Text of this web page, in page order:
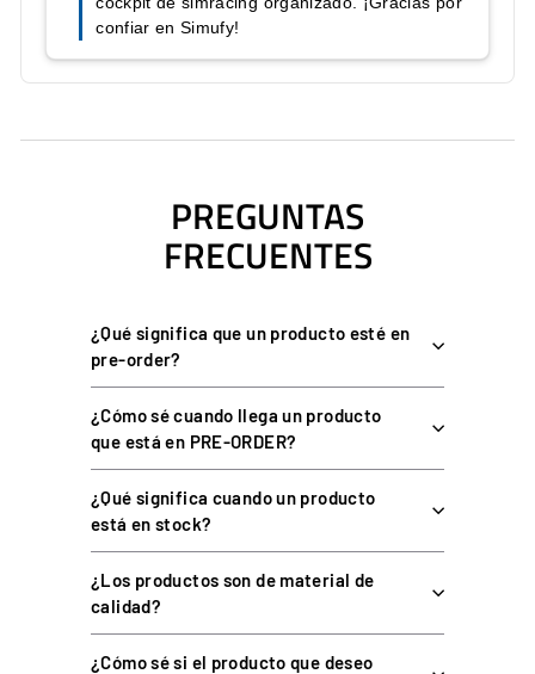
Soporte + tornillo + tuerca
Llave Allen de 6 mm (no
incluida)
Compatible con estructuras y cockpits que utilicen perfil de
aluminio con ranura de 8 mm, incluidos los rigs TREQ. Al ser un
PREGUNTAS FRECUENTES
¿Sobre qué perfiles se monta?
¿Solo sirve para auriculares?
¿De qué material está fabricado?
PREGUNTAS
FRECUENTES
¿Qué significa que un producto esté en
pre-order?
¿Cómo sé cuando llega un producto
que está en PRE-ORDER?
¿Qué significa cuando un producto
está en stock?
¿Los productos son de material de
calidad?
¿Cómo sé si el producto que deseo